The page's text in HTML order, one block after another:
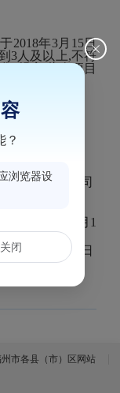
2018年3月15日
3人及以上,不符
规定,此次项目
区商业贸易公司
月1
6日
市各县（市）区网站
？
浏览器设
关闭